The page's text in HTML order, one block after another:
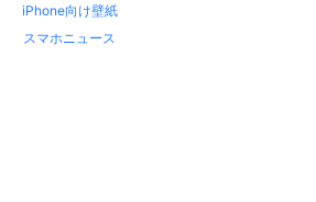
iPhone向け壁紙
スマホニュース